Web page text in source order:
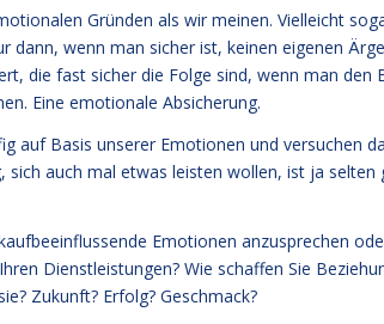
Gründen als wir meinen. Vielleicht
dann, wenn man sicher ist, keinen eigenen
die fast sicher die Folge sind, wenn man den
Eine emotionale Absicherung.
auf Basis unserer Emotionen und versuchen
auch mal etwas leisten wollen, ist ja selten
Emotionen anzusprechen
Dienstleistungen? Wie schaffen Sie
Zukunft? Erfolg? Geschmack?